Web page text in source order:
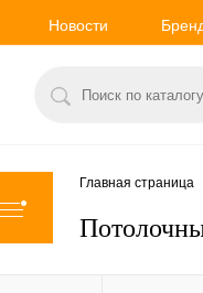
Новости
Главная страница